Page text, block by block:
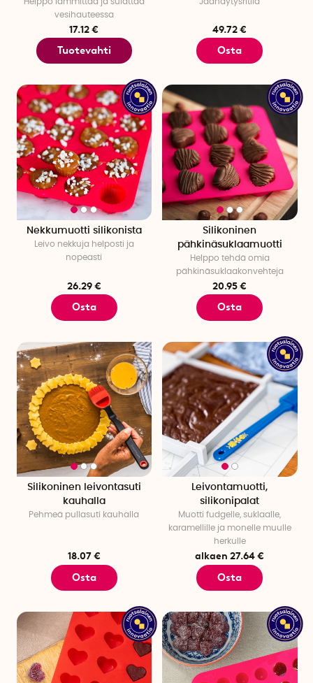
vesihauteessa
17.12 €
Tuotevahti
49.72 €
Osta
Nekkumuotti silikonista
Leivo nekkuja helposti ja
nopeasti
26.29 €
Osta
Silikoninen
pähkinäsuklaamuotti
Helppo tehdä omia
pähkinäsuklaakonvehteja
20.95 €
Osta
Silikoninen leivontasuti
kauhalla
Pehmeä pullasuti kauhalla
18.07 €
Osta
Leivontamuotti,
silikonipalat
Muotti fudgelle, suklaalle,
karamellille ja monelle muulle
herkulle
alkaen 27.64 €
Osta